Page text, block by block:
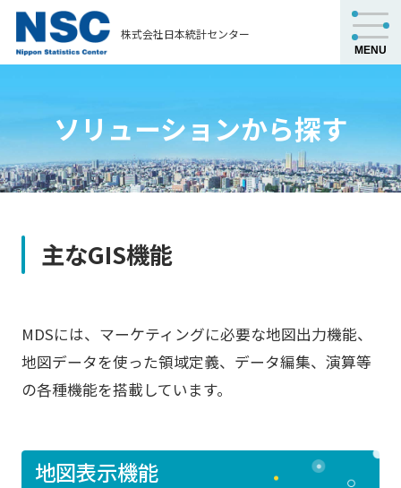
株式会社日本統計センター
ソリューションから探す
主なGIS機能
MDSには、マーケティングに必要な地図出力機能、
地図データを使った領域定義、データ編集、演算等
の各種機能を搭載しています。
地図表示機能